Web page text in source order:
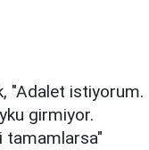
"Adalet istiyorum.
girmiyor.
tamamlarsa"